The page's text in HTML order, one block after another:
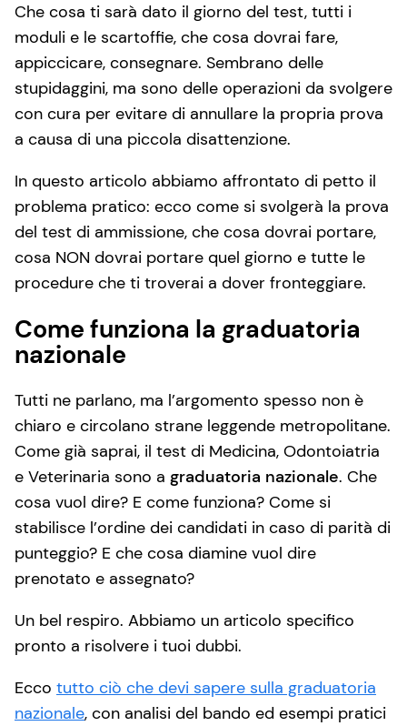
Che cosa ti sarà dato il giorno del test, tutti i
moduli e le scartoffie, che cosa dovrai fare,
appiccicare, consegnare. Sembrano delle
stupidaggini, ma sono delle operazioni da svolgere
con cura per evitare di annullare la propria prova
a causa di una piccola disattenzione.
In questo articolo abbiamo affrontato di petto il
problema pratico: ecco come si svolgerà la prova
del test di ammissione, che cosa dovrai portare,
cosa NON dovrai portare quel giorno e tutte le
procedure che ti troverai a dover fronteggiare.
Come funziona la graduatoria
nazionale
Tutti ne parlano, ma l’argomento spesso non è
chiaro e circolano strane leggende metropolitane.
Come già saprai, il test di Medicina, Odontoiatria
e Veterinaria sono a graduatoria nazionale. Che
cosa vuol dire? E come funziona? Come si
stabilisce l’ordine dei candidati in caso di parità di
punteggio? E che cosa diamine vuol dire
prenotato e assegnato?
Un bel respiro. Abbiamo un articolo specifico
pronto a risolvere i tuoi dubbi.
Ecco tutto ciò che devi sapere sulla graduatoria
nazionale, con analisi del bando ed esempi pratici